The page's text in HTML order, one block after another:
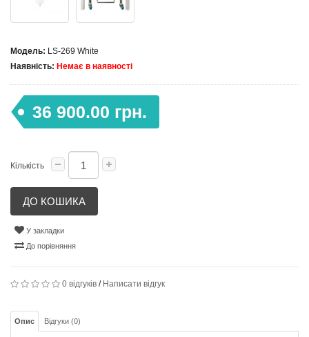
Модель: LS-269 White
Наявність: Немає в наявності
36 900.00 грн.
Кількість
ДО КОШИКА
У закладки
До порівняння
0 відгуків / Написати відгук
Опис Відгуки (0)